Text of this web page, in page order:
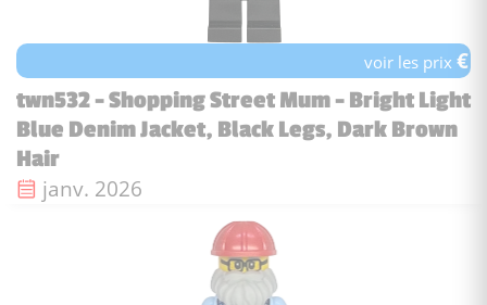
voir les prix€
twn532 - Shopping Street Mum - Bright Light
Blue Denim Jacket, Black Legs, Dark Brown
Hair
Date de sortie :
janv. 2026